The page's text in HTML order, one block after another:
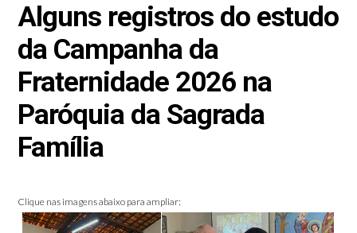
Alguns registros do estudo
da Campanha da
Fraternidade 2026 na
Paróquia da Sagrada
Família
Clique nas imagens abaixo para ampliar: